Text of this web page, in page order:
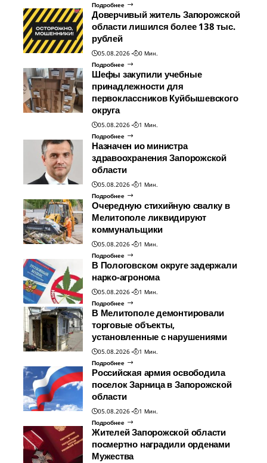
Подробнее
Доверчивый житель Запорожской
области лишился более 138 тыс.
рублей
05.08.2026
0 Мин.
Подробнее
Шефы закупили учебные
принадлежности для
первоклассников Куйбышевского
округа
05.08.2026
1 Мин.
Подробнее
Назначен ио министра
здравоохранения Запорожской
области
05.08.2026
1 Мин.
Подробнее
Очередную стихийную свалку в
Мелитополе ликвидируют
коммунальщики
05.08.2026
1 Мин.
Подробнее
В Пологовском округе задержали
нарко-агронома
05.08.2026
1 Мин.
Подробнее
В Мелитополе демонтировали
торговые объекты,
установленные с нарушениями
05.08.2026
1 Мин.
Подробнее
Российская армия освободила
поселок Зарница в Запорожской
области
05.08.2026
1 Мин.
Подробнее
Жителей Запорожской области
посмертно наградили орденами
Мужества